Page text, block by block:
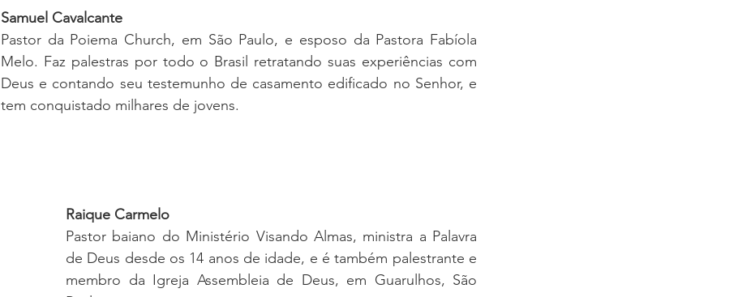
Samuel Cavalcante
Pastor da Poiema Church, em São Paulo, e esposo da Pastora Fabíola
Melo. Faz palestras por todo o Brasil retratando suas experiências com
Deus e contando seu testemunho de casamento edificado no Senhor, e
tem conquistado milhares de jovens.
Raique Carmelo
Pastor baiano do Ministério Visando Almas, ministra a Palavra
de Deus desde os 14 anos de idade, e é também palestrante e
membro da Igreja Assembleia de Deus, em Guarulhos, São